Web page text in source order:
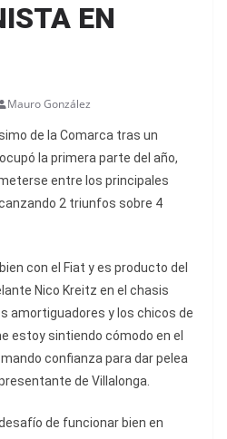
EN
Mauro González
de la Comarca tras un
la primera parte del año,
entre los principales
2 triunfos sobre 4
con el Fiat y es producto del
Nico Kreitz en el chasis
amortiguadores y los chicos de
estoy sintiendo cómodo en el
confianza para dar pelea
de Villalonga.
de funcionar bien en